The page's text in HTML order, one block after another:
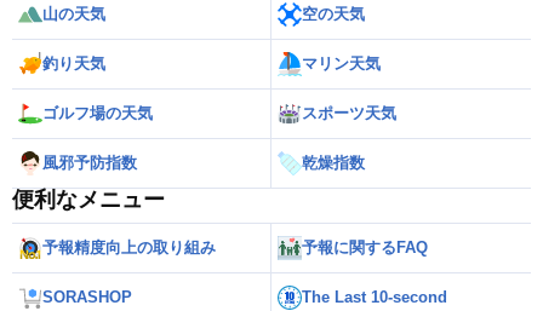
山の天気 空の天気
釣り天気 マリン天気
ゴルフ場の天気 スポーツ天気
風邪予防指数 乾燥指数
便利なメニュー
予報精度向上の取り組み 予報に関するFAQ
SORASHOP The Last 10-second